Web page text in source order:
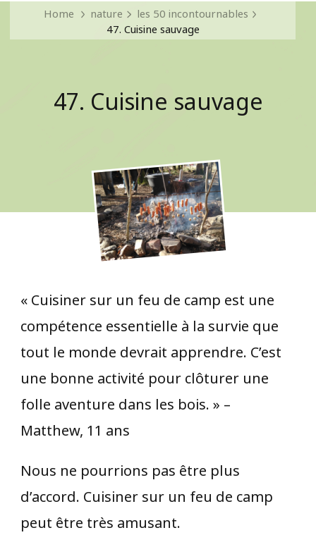
Home nature
les 50 incontournables
47. Cuisine sauvage
47. Cuisine sauvage
« Cuisiner sur un feu de camp est une
compétence essentielle à la survie que
tout le monde devrait apprendre. C’est
une bonne activité pour clôturer une
folle aventure dans les bois. » –
Matthew, 11 ans
Nous ne pourrions pas être plus
d’accord. Cuisiner sur un feu de camp
peut être très amusant.